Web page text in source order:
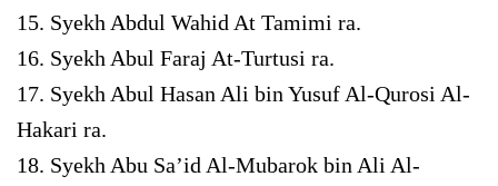
15. Syekh Abdul Wahid At Tamimi ra.
16. Syekh Abul Faraj At-Turtusi ra.
17. Syekh Abul Hasan Ali bin Yusuf Al-Qurosi Al-
Hakari ra.
18. Syekh Abu Sa’id Al-Mubarok bin Ali Al-